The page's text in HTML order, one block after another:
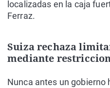
localizadas en la caja
Ferraz.
Suiza rechaza
mediante
Nunca antes un gobierno